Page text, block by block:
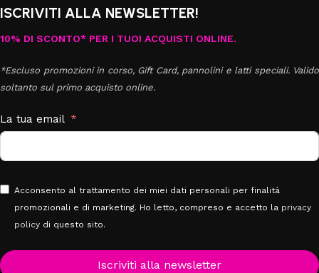
ISCRIVITI ALLA NEWSLETTER!
10% DI SCONTO* PER I TUOI ACQUISTI ONLINE.
*Escluso promozioni in corso, Gift Card, pannolini e latti speciali. Valido
soltanto sul primo acquisto online.
La tua email
Acconsento al trattamento dei miei dati personali per finalità
promozionali e di marketing. Ho letto, compreso e accetto la privacy
policy di questo sito.
Iscriviti alla newsletter